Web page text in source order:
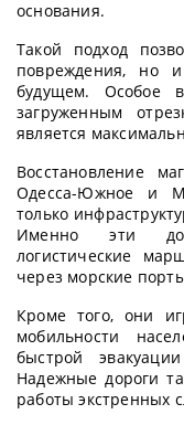
основания.
Такой подход
повреждения, но
будущем. Особое
загруженным
является
Восстановление
Одесса-Южное и
только
Именно эти
логистические
через морские
Кроме того, они
мобильности
быстрой
Надежные дороги
работы экстренных